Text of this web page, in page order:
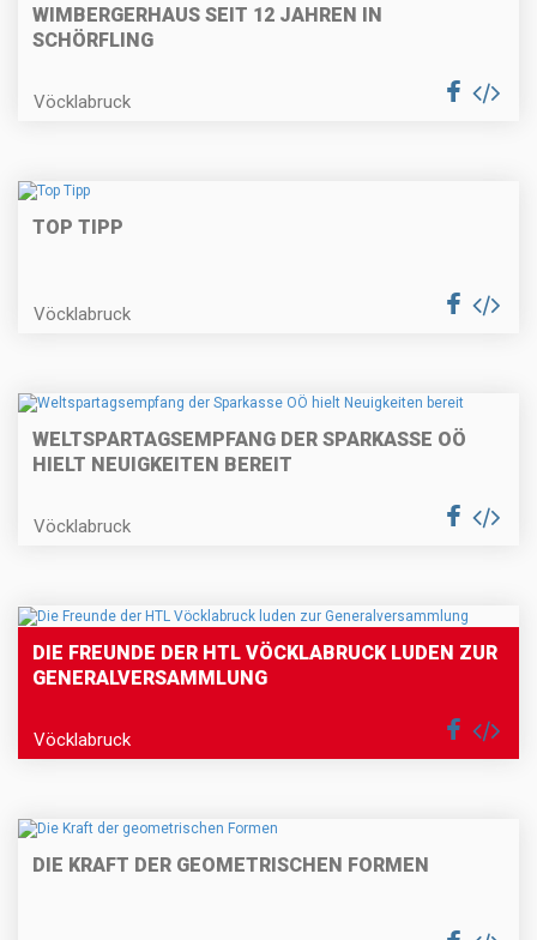
WIMBERGERHAUS SEIT 12 JAHREN IN
SCHÖRFLING
Vöcklabruck
TOP TIPP
Vöcklabruck
WELTSPARTAGSEMPFANG DER SPARKASSE OÖ
HIELT NEUIGKEITEN BEREIT
Vöcklabruck
DIE FREUNDE DER HTL VÖCKLABRUCK LUDEN ZUR
GENERALVERSAMMLUNG
Vöcklabruck
DIE KRAFT DER GEOMETRISCHEN FORMEN